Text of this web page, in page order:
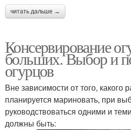
читать дальше →
Консервирование
больших. Выбор и
огурцов
Вне зависимости от того, какого
планируется мариновать, при
руководствоваться одними и
должны быть: